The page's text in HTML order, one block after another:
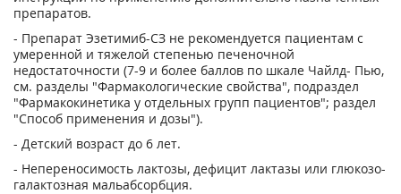
препаратов.
- Препарат Эзетимиб-СЗ не рекомендуется пациентам с
умеренной и тяжелой степенью печеночной
недостаточности (7-9 и более баллов по шкале Чайлд- Пью,
см. разделы "Фармакологические свойства", подраздел
"Фармакокинетика у отдельных групп пациентов"; раздел
"Способ применения и дозы").
- Детский возраст до 6 лет.
- Непереносимость лактозы, дефицит лактазы или глюкозо-
галактозная мальабсорбция.